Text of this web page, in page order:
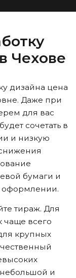
в Чехове
дизайна цена
Даже при
для вас
сочетать в
и низкую
бумаги и
оформлении.
тираж. Для
чаще всего
крупных
и